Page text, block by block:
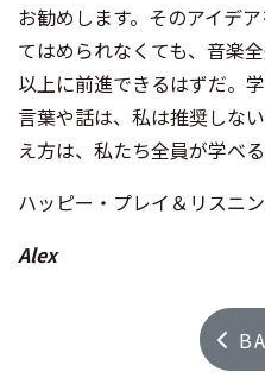
お勧めします。そのアイデ
てはめられなくても、音楽
以上に前進できるはずだ。
言葉や話は、私は推奨しな
え方は、私たち全員が学べ
ハッピー・プレイ＆リスニ
Alex